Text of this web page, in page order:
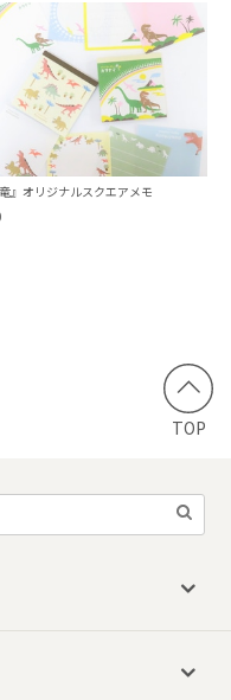
竜』オリジナルスクエアメモ
TOP